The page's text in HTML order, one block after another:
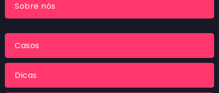
Sobre nós
Casos
Dicas